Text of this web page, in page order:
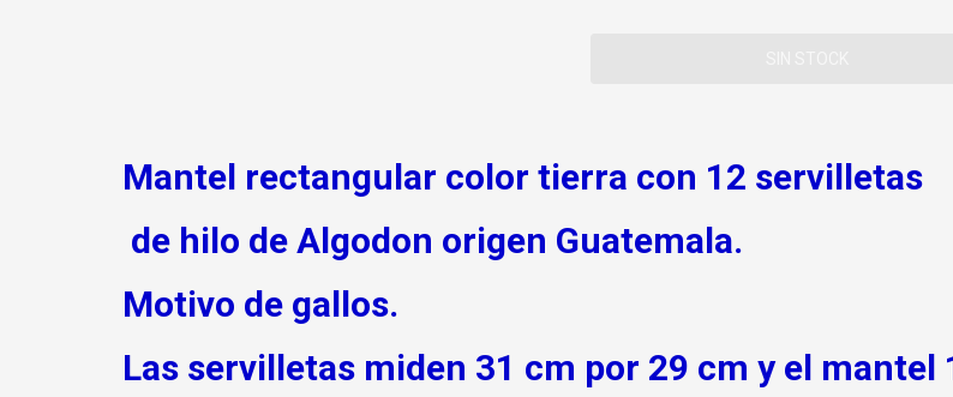
Mantel rectangular color tierra con 12 servilletas
de hilo de Algodon origen Guatemala.
Motivo de gallos.
Las servilletas miden 31 cm por 29 cm y el mantel